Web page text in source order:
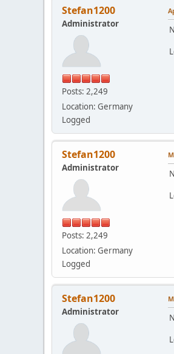
Stefan1200
Administrator
Posts: 2,249
Location: Germany
Logged
Stefan1200
Administrator
Posts: 2,249
Location: Germany
Logged
Stefan1200
Administrator